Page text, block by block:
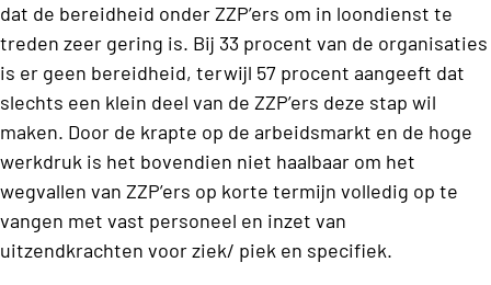
dat de bereidheid onder ZZP’ers om in loondienst te
treden zeer gering is. Bij 33 procent van de organisaties
is er geen bereidheid, terwijl 57 procent aangeeft dat
slechts een klein deel van de ZZP’ers deze stap wil
maken. Door de krapte op de arbeidsmarkt en de hoge
werkdruk is het bovendien niet haalbaar om het
wegvallen van ZZP’ers op korte termijn volledig op te
vangen met vast personeel en inzet van
uitzendkrachten voor ziek/ piek en specifiek.